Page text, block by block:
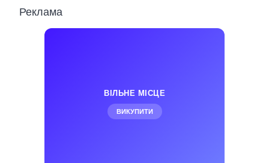
Реклама
ВІЛЬНЕ МІСЦЕ
ВИКУПИТИ